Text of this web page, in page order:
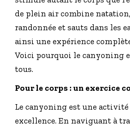
de plein air combine natation,
randonnée et sauts dans les
ainsi une expérience
Voici pourquoi le canyoning
tous.
Pour le corps : un exercice
Le canyoning est une
excellence. En naviguant à